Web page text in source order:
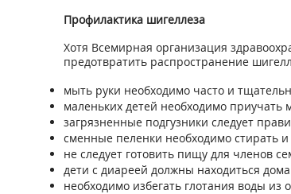
Профилактика шигеллеза
Хотя Всемирная организация
предотвратить распространение
мыть руки необходимо часто и
маленьких детей необходимо приучать
загрязненные подгузники следует
сменные пеленки необходимо стирать
не следует готовить пищу для членов
дети с диареей должны находиться
необходимо избегать глотания воды